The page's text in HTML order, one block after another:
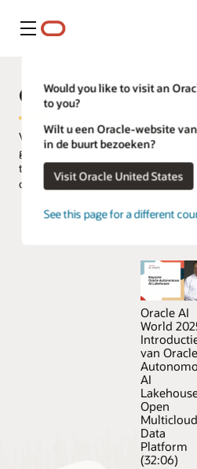
Menu
Would you like to visit an
to you?
Wilt u een Oracle-website
in de buurt bezoeken?
Visit Oracle United States
See this page for a different
Oracle
Voer eenvoudig en veilig AI uit op al
gebruik. Maak gebruik van de beste
technologieën en datawarehouse-
ondernemingen.
Oracle AI
World
van Oracle
AI
Open
Multicloud
Data
Platform
(32:06)